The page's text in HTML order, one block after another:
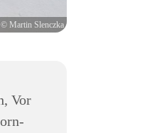
© Martin Slenczka
Vor